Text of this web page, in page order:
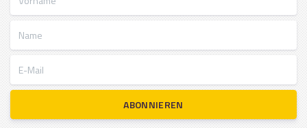
ABONNIEREN